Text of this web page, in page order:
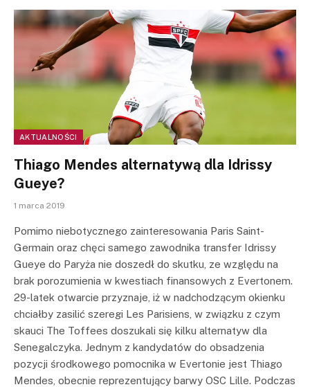
AKTUALNOŚCI
Thiago Mendes alternatywą dla Idrissy
Gueye?
1 marca 2019
Pomimo niebotycznego zainteresowania Paris Saint-
Germain oraz chęci samego zawodnika transfer Idrissy
Gueye do Paryża nie doszedł do skutku, ze względu na
brak porozumienia w kwestiach finansowych z Evertonem.
29-latek otwarcie przyznaje, iż w nadchodzącym okienku
chciałby zasilić szeregi Les Parisiens, w związku z czym
skauci The Toffees doszukali się kilku alternatyw dla
Senegalczyka. Jednym z kandydatów do obsadzenia
pozycji środkowego pomocnika w Evertonie jest Thiago
Mendes, obecnie reprezentujący barwy OSC Lille. Podczas